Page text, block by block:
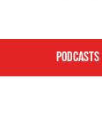
podcasts